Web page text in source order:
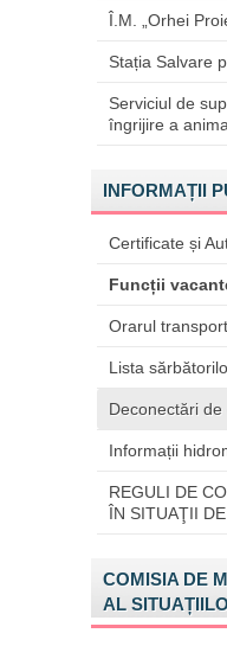
Î.M. „Orhei
Stația Salvare
Serviciul de
îngrijire a
INFORMAȚII
Certificate și
Funcții
Orarul
Lista
Deconectări
Informații
REGULI DE
ÎN SITUAŢII
COMISIA DE
AL